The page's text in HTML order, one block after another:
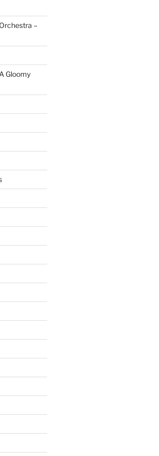
–
Gloomy